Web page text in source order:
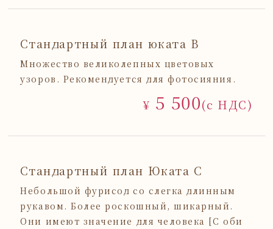
Стандартный план юката B
Множество великолепных цветовых
узоров. Рекомендуется для фотосияния.
¥ 5 500(с НДС)
Стандартный план Юката C
Небольшой фурисод со слегка длинным
рукавом. Более роскошный, шикарный.
Они имеют значение для человека [С оби